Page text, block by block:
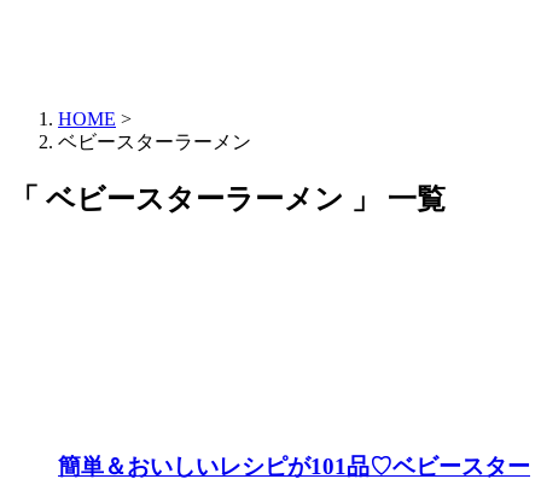
HOME >
ベビースターラーメン
「 ベビースターラーメン 」 一覧
簡単＆おいしいレシピが101品♡ベビースター